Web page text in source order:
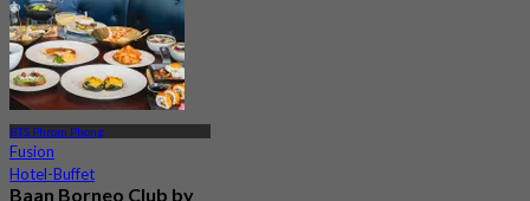
BTS Phrom Phong
Fusion
Hotel-Buffet
Baan Borneo Club by